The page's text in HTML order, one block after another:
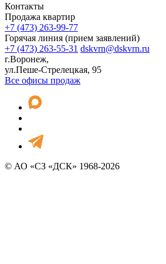
Контакты
Продажа квартир
+7 (473) 263-99-77
Горячая линия (прием заявлений)
+7 (473) 263-55-31 dskvrn@dskvrn.ru
г.Воронеж,
ул.Пеше-Стрелецкая, 95
Все офисы продаж
© АО «СЗ «ДСК» 1968-2026